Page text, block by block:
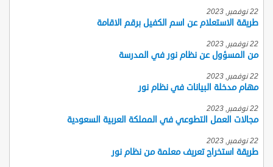
22 نوفمبر, 2023
طريقة الاستعلام عن اسم الكفيل برقم الاقامة
22 نوفمبر, 2023
من المسؤول عن نظام نور في المدرسة
22 نوفمبر, 2023
مهام مدخلة البيانات في نظام نور
22 نوفمبر, 2023
مجالات العمل التطوعي في المملكة العربية السعودية
22 نوفمبر, 2023
طريقة استخراج تعريف معلمة من نظام نور